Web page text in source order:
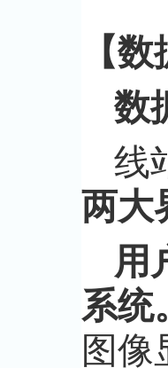
【
数
线
两大
用
系统
图像